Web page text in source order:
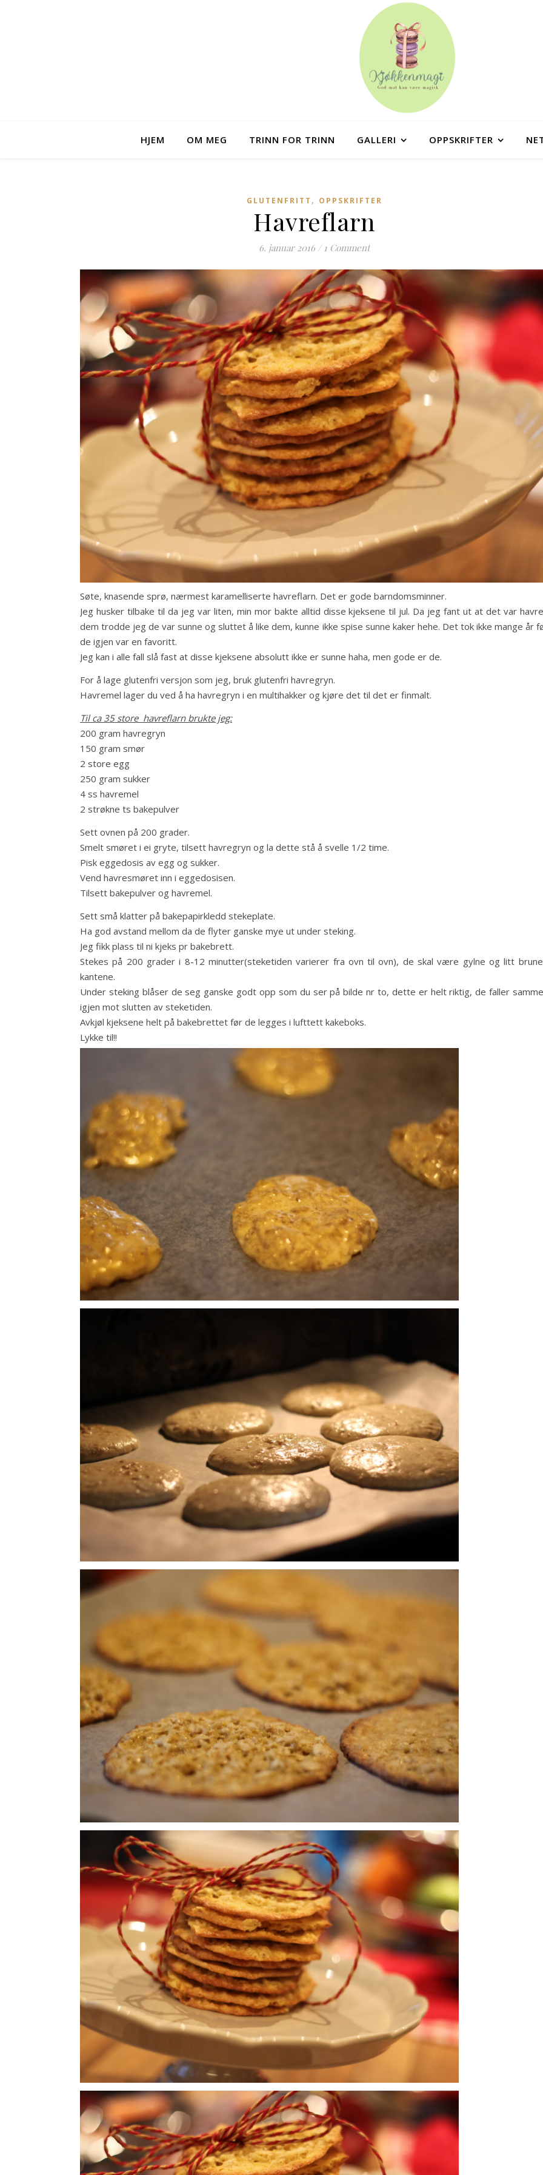
HJEM OM MEG TRINN FOR TRINN GALLERI OPPSKRIFTER
GLUTENFRITT , OPPSKRIFTER
Havreflarn
6. januar 2016 / 1 Comment
Søte, knasende sprø, nærmest karamelliserte havreflarn. Det er gode barndomsminner.
Jeg husker tilbake til da jeg var liten, min mor bakte alltid disse kjeksene til jul. Da jeg fant ut at det var
dem trodde jeg de var sunne og sluttet å like dem, kunne ikke spise sunne kaker hehe. Det tok ikke mange år
de igjen var en favoritt.
Jeg kan i alle fall slå fast at disse kjeksene absolutt ikke er sunne haha, men gode er de.
For å lage glutenfri versjon som jeg, bruk glutenfri havregryn.
Havremel lager du ved å ha havregryn i en multihakker og kjøre det til det er finmalt.
Til ca 35 store havreflarn brukte jeg:
200 gram havregryn
150 gram smør
2 store egg
250 gram sukker
4 ss havremel
2 strøkne ts bakepulver
Sett ovnen på 200 grader.
Smelt smøret i ei gryte, tilsett havregryn og la dette stå å svelle 1/2 time.
Pisk eggedosis av egg og sukker.
Vend havresmøret inn i eggedosisen.
Tilsett bakepulver og havremel.
Sett små klatter på bakepapirkledd stekeplate.
Ha god avstand mellom da de flyter ganske mye ut under steking.
Jeg fikk plass til ni kjeks pr bakebrett.
Stekes på 200 grader i 8-12 minutter(steketiden varierer fra ovn til ovn), de skal være gylne og litt
kantene.
Under steking blåser de seg ganske godt opp som du ser på bilde nr to, dette er helt riktig, de faller
igjen mot slutten av steketiden.
Avkjøl kjeksene helt på bakebrettet før de legges i lufttett kakeboks.
Lykke til!!